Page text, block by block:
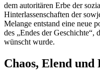
dem autori­tären Erbe der
Hinter­las­sen­schaften der
Melange entstand eine neue
des „Endes der
wünscht wurde.
Chaos, Elend